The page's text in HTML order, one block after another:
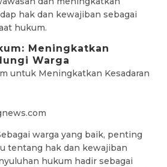
hak dan kewajiban sebagai
hukum.
Meningkatkan
Warga
warga yang baik, penting
tentang hak dan kewajiban
hukum hadir sebagai